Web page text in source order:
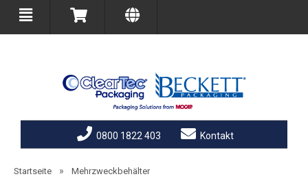
0800 1822 403 Kontakt
Startseite » Mehrzweckbehälter